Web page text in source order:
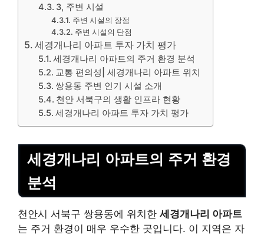
3, 주변 시설
주변 시설의 장점
주변 시설의 단점
세경개나리 아파트 투자 가치 평가
세경개나리 아파트의 주거 환경 분석
교통 편의성| 세경개나리 아파트 위치
쌍용동 주변 인기 시설 소개
천안 서북구의 생활 인프라 현황
세경개나리 아파트 투자 가치 평가
세경개나리 아파트의 주거 환경
분석
천안시 서북구 쌍용동에 위치한 세경개나리 아파트
는 주거 환경이 매우 우수한 곳입니다. 이 지역은 자